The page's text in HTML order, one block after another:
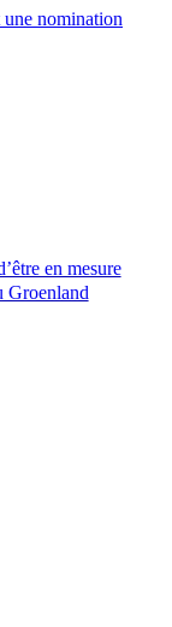
nomination
en mesure
Groenland